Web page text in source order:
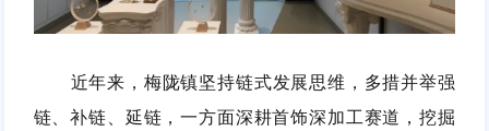
近年来，梅陇镇坚持链式发展思维，多措并举强
链、补链、延链，一方面深耕首饰深加工赛道，挖掘